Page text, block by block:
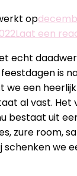
op
Laat een
echt
is
we een
al vast.
bestaat uit
zure room,
schenken we